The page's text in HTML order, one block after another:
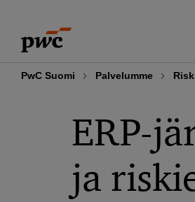
content
footer
PwC Suomi Palvelumme
ERP-
ja